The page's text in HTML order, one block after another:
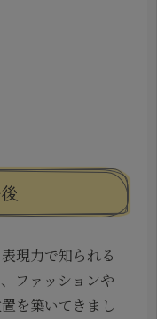
現力で知られる
ファッションや
を築いてきまし